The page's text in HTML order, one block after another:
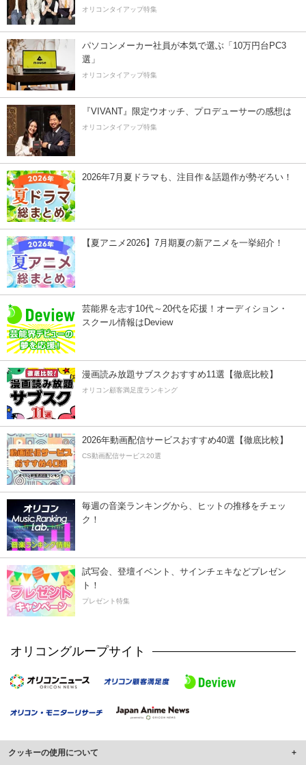
オリコンタイアップ特集
パソコンメーカー社員が本気で選ぶ「10万円台PC3
選」
オリコンタイアップ特集
『VIVANT』限定ウオッチ、プロデューサーの感想は
オリコンタイアップ特集
2026年7月夏ドラマも、注目作＆話題作が勢ぞろい！
【夏アニメ2026】7月期夏の新アニメを一挙紹介！
芸能界を志す10代～20代を応援！オーディション・
スクール情報はDeview
漫画読み放題サブスクおすすめ11選【徹底比較】
オリコン顧客満足度ランキング
2026年動画配信サービスおすすめ40選【徹底比較】
CS動画配信サービス20選
毎週の音楽ランキングから、ヒットの推移をチェッ
ク！
試写会、登壇イベント、サインチェキなどプレゼン
ト！
プレゼント特集
オリコングループサイト
クッキーの使用について